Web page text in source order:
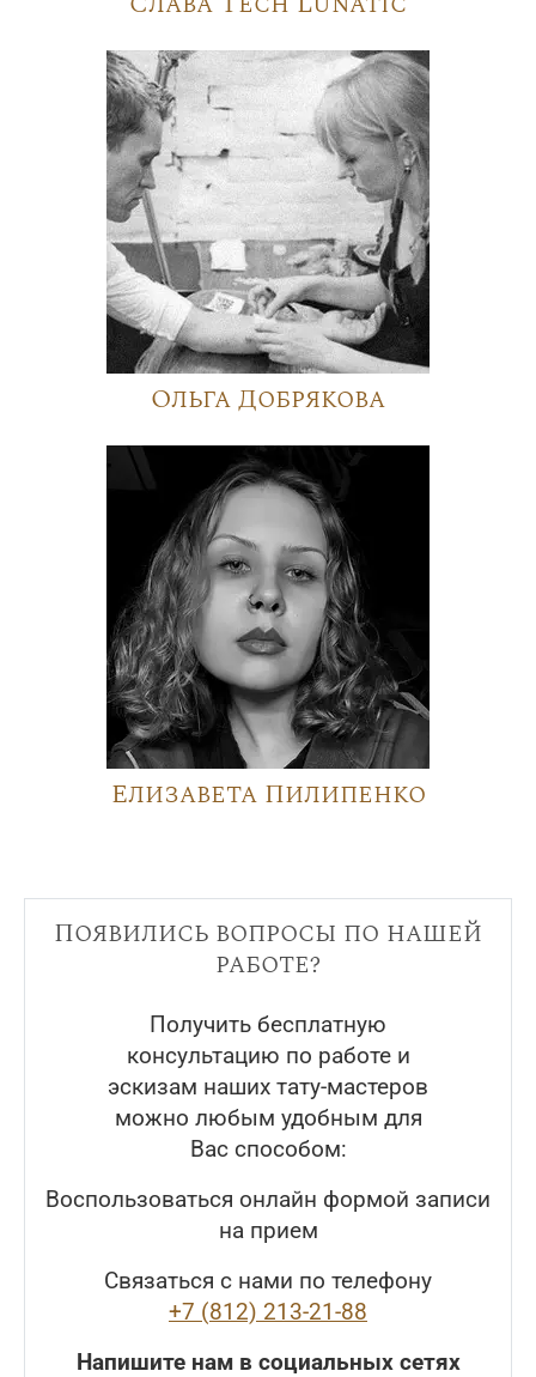
Ольга Добрякова
Елизавета Пилипенко
Появились вопросы по нашей
работе?
Получить бесплатную
консультацию по работе и
эскизам наших тату-мастеров
можно любым удобным для
Вас способом:
Воспользоваться онлайн формой записи
на прием
Связаться с нами по телефону
+7 (812) 213-21-88
Напишите нам в социальных сетях